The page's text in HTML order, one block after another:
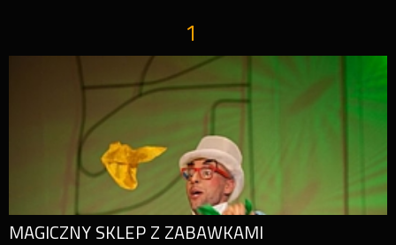
1
MAGICZNY SKLEP Z ZABAWKAMI